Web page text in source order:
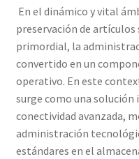
En el dinámico y vital
preservación de
primordial, la
convertido en un
operativo. En este
surge como una
conectividad avanzada,
administración
estándares en el